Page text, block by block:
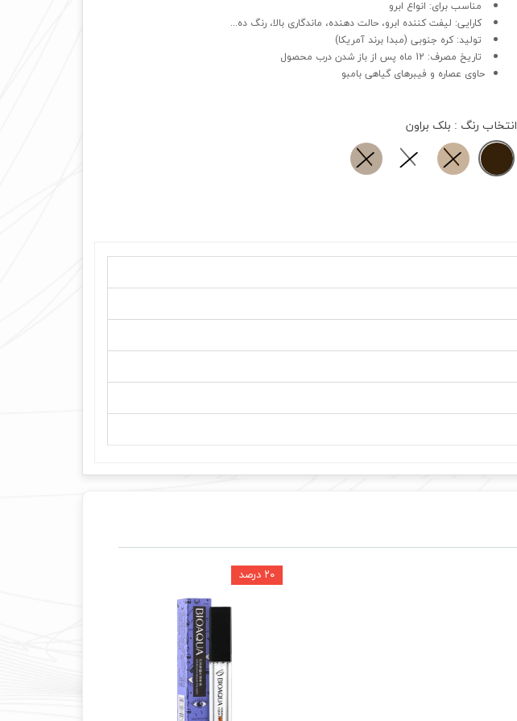
مناسب برای: انواع ابرو
کارایی: لیفت کننده ابرو، حالت دهنده، ماندگاری بالا، رنگ ده...
تولید: کره جنوبی (مبدا برند آمریکا)
تاریخ مصرف: 12 ماه پس از باز شدن درب محصول
حاوی عصاره و فیبرهای گیاهی بامبو
انتخاب رنگ : بلک براون
۲۰ درصد